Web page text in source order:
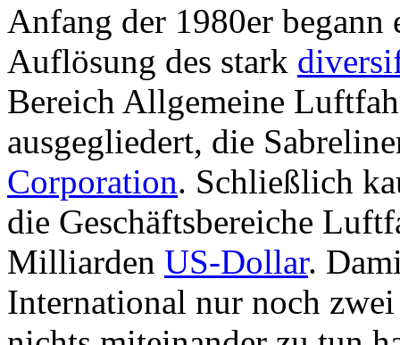
Anfang der 1980er
Auflösung des stark
Bereich Allgemeine
ausgegliedert, die
Corporation. Schließlich
die Geschäftsbereiche
Milliarden US-Dollar.
International nur noch